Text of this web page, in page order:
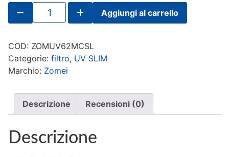
Filtro
ZOMEI
UV
62mm
quantità
Aggiungi al carrello
COD: ZOMUV62MCSL
Categorie: filtro, UV SLIM
Marchio: Zomei
Descrizione Recensioni (0)
Descrizione